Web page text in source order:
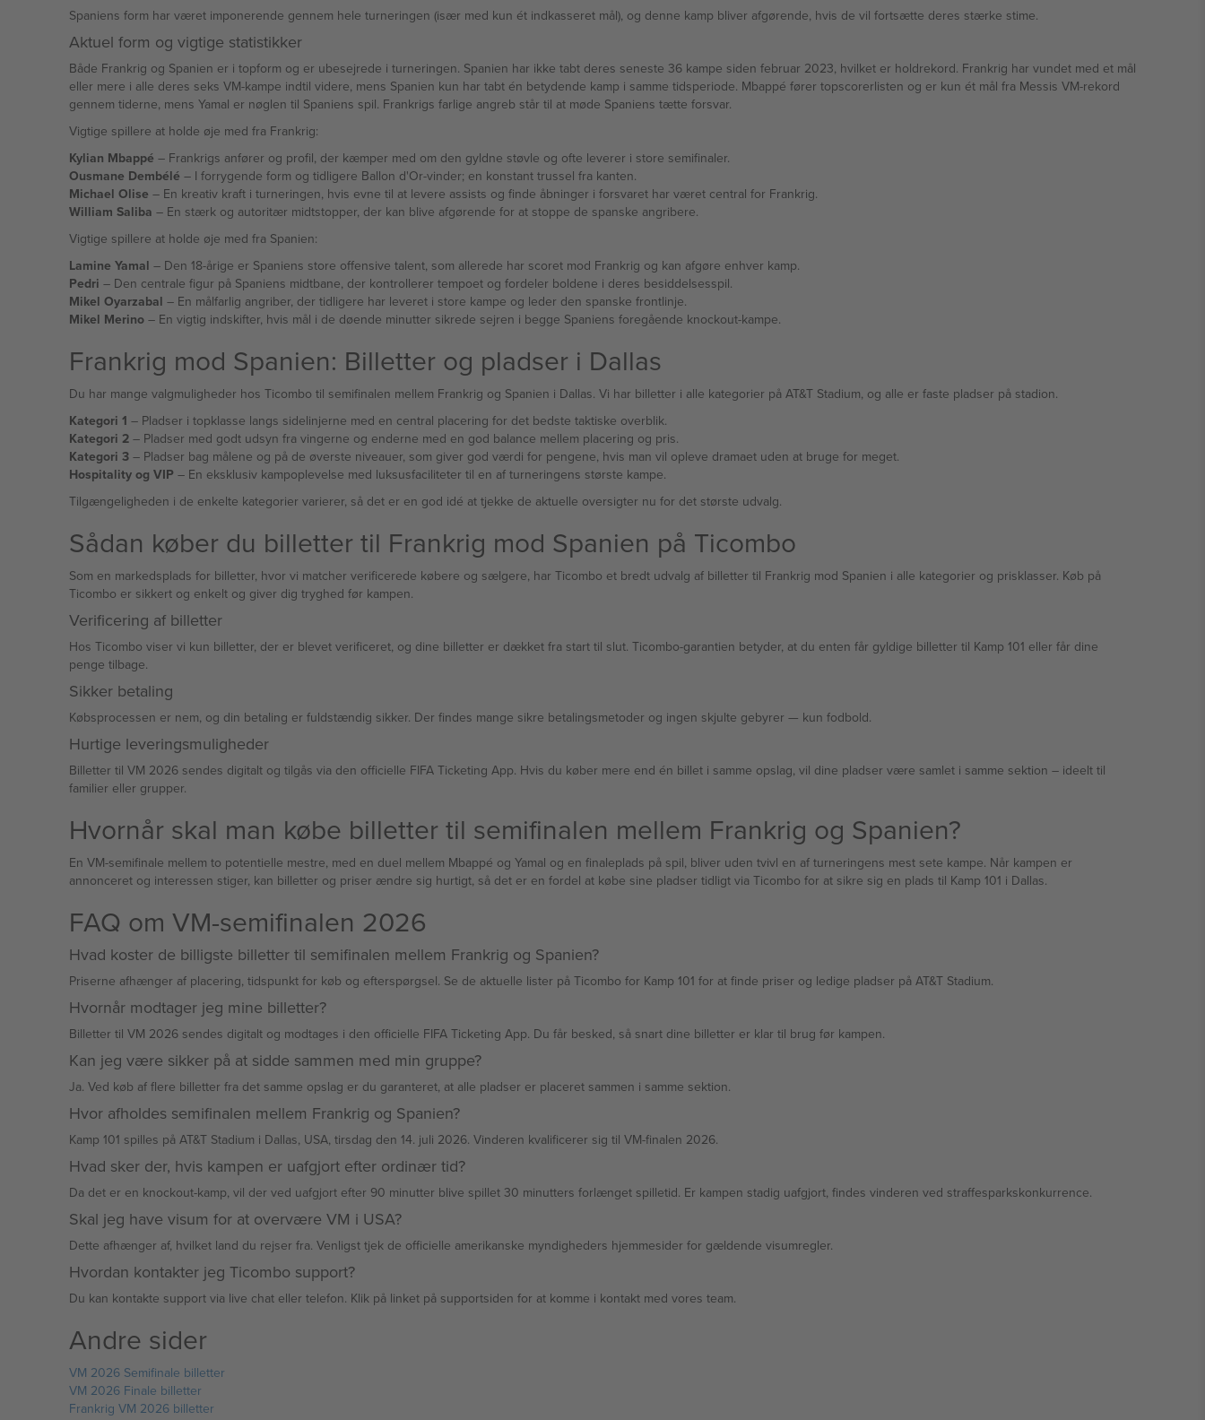
Spaniens form har været imponerende gennem hele turneringen (især med kun ét indkasseret mål), og denne kamp bliver afgørende, hvis de vil fortsætte deres stærke stime.
Aktuel form og vigtige statistikker
Både Frankrig og Spanien er i topform og er ubesejrede i turneringen. Spanien har ikke tabt deres seneste 36 kampe siden februar 2023, hvilket er holdrekord. Frankrig har vundet med et mål
eller mere i alle deres seks VM-kampe indtil videre, mens Spanien kun har tabt én betydende kamp i samme tidsperiode. Mbappé fører topscorerlisten og er kun ét mål fra Messis VM-rekord
gennem tiderne, mens Yamal er nøglen til Spaniens spil. Frankrigs farlige angreb står til at møde Spaniens tætte forsvar.
Vigtige spillere at holde øje med fra Frankrig:
Kylian Mbappé – Frankrigs anfører og profil, der kæmper med om den gyldne støvle og ofte leverer i store semifinaler.
Ousmane Dembélé – I forrygende form og tidligere Ballon d'Or-vinder; en konstant trussel fra kanten.
Michael Olise – En kreativ kraft i turneringen, hvis evne til at levere assists og finde åbninger i forsvaret har været central for Frankrig.
William Saliba – En stærk og autoritær midtstopper, der kan blive afgørende for at stoppe de spanske angribere.
Vigtige spillere at holde øje med fra Spanien:
Lamine Yamal – Den 18-årige er Spaniens store offensive talent, som allerede har scoret mod Frankrig og kan afgøre enhver kamp.
Pedri – Den centrale figur på Spaniens midtbane, der kontrollerer tempoet og fordeler boldene i deres besiddelsesspil.
Mikel Oyarzabal – En målfarlig angriber, der tidligere har leveret i store kampe og leder den spanske frontlinje.
Mikel Merino– En vigtig indskifter, hvis mål i de døende minutter sikrede sejren i begge Spaniens foregående knockout-kampe.
Frankrig mod Spanien: Billetter og pladser i Dallas
Du har mange valgmuligheder hos Ticombo til semifinalen mellem Frankrig og Spanien i Dallas. Vi har billetter i alle kategorier på AT&T Stadium, og alle er faste pladser på stadion.
Kategori 1 – Pladser i topklasse langs sidelinjerne med en central placering for det bedste taktiske overblik.
Kategori 2– Pladser med godt udsyn fra vingerne og enderne med en god balance mellem placering og pris.
Kategori 3– Pladser bag målene og på de øverste niveauer, som giver god værdi for pengene, hvis man vil opleve dramaet uden at bruge for meget.
Hospitality og VIP – En eksklusiv kampoplevelse med luksusfaciliteter til en af turneringens største kampe.
Tilgængeligheden i de enkelte kategorier varierer, så det er en god idé at tjekke de aktuelle oversigter nu for det største udvalg.
Sådan køber du billetter til Frankrig mod Spanien på Ticombo
Som en markedsplads for billetter, hvor vi matcher verificerede købere og sælgere, har Ticombo et bredt udvalg af billetter til Frankrig mod Spanien i alle kategorier og prisklasser. Køb på
Ticombo er sikkert og enkelt og giver dig tryghed før kampen.
Verificering af billetter
Hos Ticombo viser vi kun billetter, der er blevet verificeret, og dine billetter er dækket fra start til slut. Ticombo-garantien betyder, at du enten får gyldige billetter til Kamp 101 eller får dine
penge tilbage.
Sikker betaling
Købsprocessen er nem, og din betaling er fuldstændig sikker. Der findes mange sikre betalingsmetoder og ingen skjulte gebyrer — kun fodbold.
Hurtige leveringsmuligheder
Billetter til VM 2026 sendes digitalt og tilgås via den officielle FIFA Ticketing App. Hvis du køber mere end én billet i samme opslag, vil dine pladser være samlet i samme sektion – ideelt til
familier eller grupper.
Hvornår skal man købe billetter til semifinalen mellem Frankrig og Spanien?
En VM-semifinale mellem to potentielle mestre, med en duel mellem Mbappé og Yamal og en finaleplads på spil, bliver uden tvivl en af turneringens mest sete kampe. Når kampen er
annonceret og interessen stiger, kan billetter og priser ændre sig hurtigt, så det er en fordel at købe sine pladser tidligt via Ticombo for at sikre sig en plads til Kamp 101 i Dallas.
FAQ om VM-semifinalen 2026
Hvad koster de billigste billetter til semifinalen mellem Frankrig og Spanien?
Priserne afhænger af placering, tidspunkt for køb og efterspørgsel. Se de aktuelle lister på Ticombo for Kamp 101 for at finde priser og ledige pladser på AT&T Stadium.
Hvornår modtager jeg mine billetter?
Billetter til VM 2026 sendes digitalt og modtages i den officielle FIFA Ticketing App. Du får besked, så snart dine billetter er klar til brug før kampen.
Kan jeg være sikker på at sidde sammen med min gruppe?
Ja. Ved køb af flere billetter fra det samme opslag er du garanteret, at alle pladser er placeret sammen i samme sektion.
Hvor afholdes semifinalen mellem Frankrig og Spanien?
Kamp 101 spilles på AT&T Stadium i Dallas, USA, tirsdag den 14. juli 2026. Vinderen kvalificerer sig til VM-finalen 2026.
Hvad sker der, hvis kampen er uafgjort efter ordinær tid?
Da det er en knockout-kamp, vil der ved uafgjort efter 90 minutter blive spillet 30 minutters forlænget spilletid. Er kampen stadig uafgjort, findes vinderen ved straffesparkskonkurrence.
Skal jeg have visum for at overvære VM i USA?
Dette afhænger af, hvilket land du rejser fra. Venligst tjek de officielle amerikanske myndigheders hjemmesider for gældende visumregler.
Hvordan kontakter jeg Ticombo support?
Du kan kontakte support via live chat eller telefon. Klik på linket på supportsiden for at komme i kontakt med vores team.
Andre sider
VM 2026 Semifinale billetter
VM 2026 Finale billetter
Frankrig VM 2026 billetter